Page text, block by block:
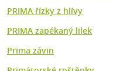
PRIMA řízky z hlívy
PRIMA zapékaný lilek
Prima závin